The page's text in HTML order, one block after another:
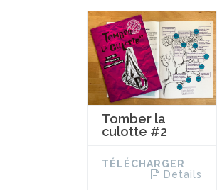
Tomber la
culotte #2
TÉLÉCHARGER
Details